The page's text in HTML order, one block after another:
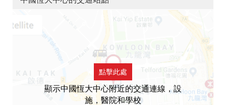
點擊此處
顯示中國恆大中心附近的交通連線，設
施，醫院和學校